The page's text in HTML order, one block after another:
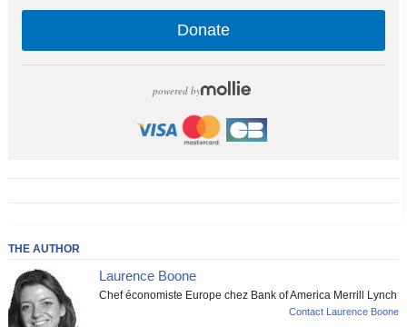
Donate
powered by
THE AUTHOR
Laurence Boone
Chef économiste Europe chez Bank of America Merrill Lynch
Contact Laurence Boone